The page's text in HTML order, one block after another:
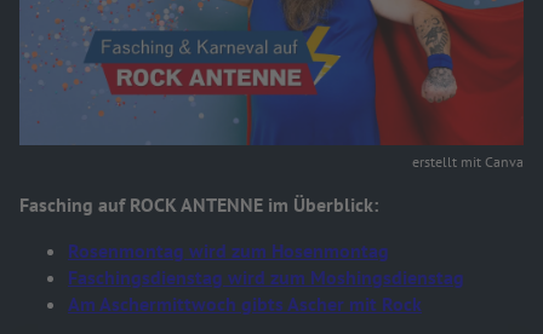
erstellt mit Canva
Fasching auf ROCK ANTENNE im Überblick:
Rosenmontag wird zum Hosenmontag
Faschingsdienstag wird zum Moshingsdienstag
Am Aschermittwoch gibts Ascher mit Rock